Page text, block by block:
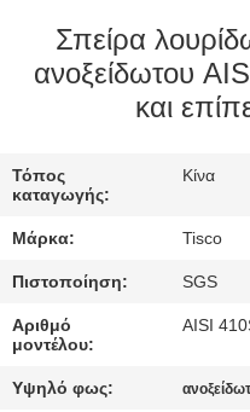
ΓΎΡΟΣ
ΕΡΓΟΣΤΑΣΊΩΝ
ΈΛΕΓΧΟΣ
ΜΑΣ
ΕΛΆΤΕ
ΣΕ
ΕΠΑΦΉ
Σπείρα
ανοξείδωτου
και
Τόπος
καταγωγής:
Κίνα
Μάρκα: Tisco
Πιστοποίηση: SGS
Αριθμό
μοντέλου:
AISI
Υψηλό φως: